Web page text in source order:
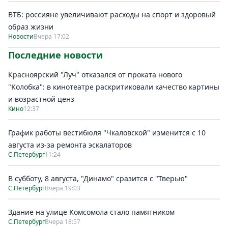
ВТБ: россияне увеличивают расходы на спорт и здоровый
образ жизни
НовостиВчера 17:02
Последние новости
Красноярский "Луч" отказался от проката нового
"Колобка": в кинотеатре раскритиковали качество картины
и возрастной ценз
Кино12:37
График работы вестибюля "Чкаловской" изменится с 10
августа из-за ремонта эскалаторов
С.Петербург11:24
В субботу, 8 августа, "Динамо" сразится с "Тверью"
С.ПетербургВчера 19:03
Здание на улице Комсомола стало памятником
С.ПетербургВчера 18:57